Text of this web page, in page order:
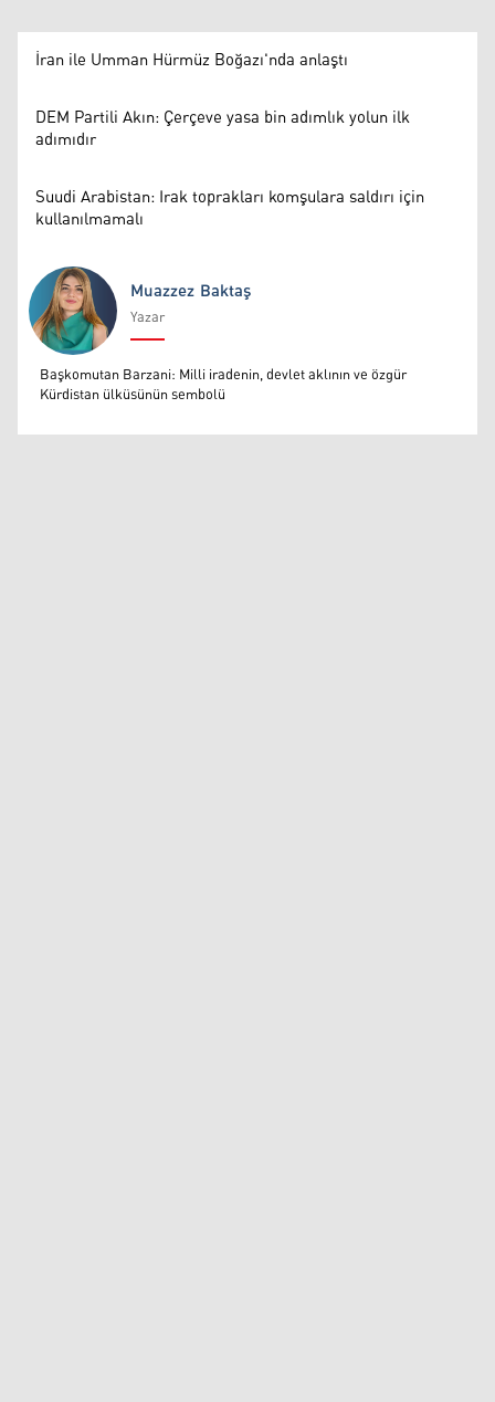
İran ile Umman Hürmüz Boğazı'nda anlaştı
DEM Partili Akın: Çerçeve yasa bin adımlık yolun ilk
adımıdır
Suudi Arabistan: Irak toprakları komşulara saldırı için
kullanılmamalı
Muazzez Baktaş
Muazzez Baktaş
Yazar
Başkomutan Barzani: Milli iradenin, devlet aklının ve özgür
Kürdistan ülküsünün sembolü